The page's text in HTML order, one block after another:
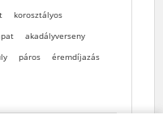
korosztályos
akadályverseny
páros
éremdíjazás